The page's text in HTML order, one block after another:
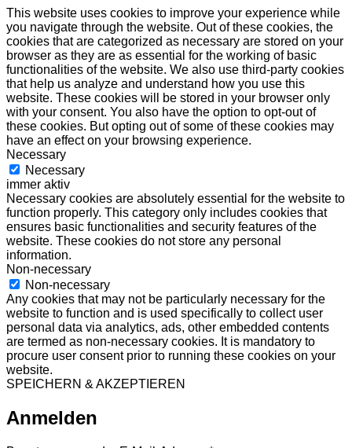
This website uses cookies to improve your experience while
you navigate through the website. Out of these cookies, the
cookies that are categorized as necessary are stored on your
browser as they are as essential for the working of basic
functionalities of the website. We also use third-party cookies
that help us analyze and understand how you use this
website. These cookies will be stored in your browser only
with your consent. You also have the option to opt-out of
these cookies. But opting out of some of these cookies may
have an effect on your browsing experience.
Necessary
Necessary
immer aktiv
Necessary cookies are absolutely essential for the website to
function properly. This category only includes cookies that
ensures basic functionalities and security features of the
website. These cookies do not store any personal
information.
Non-necessary
Non-necessary
Any cookies that may not be particularly necessary for the
website to function and is used specifically to collect user
personal data via analytics, ads, other embedded contents
are termed as non-necessary cookies. It is mandatory to
procure user consent prior to running these cookies on your
website.
SPEICHERN & AKZEPTIEREN
Anmelden